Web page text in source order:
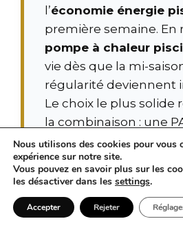
l’économie énergie
première semaine. En
pompe à chaleur
vie dès que la mi-
régularité deviennent
Le choix le plus solide
la combinaison : une
piloter latempérature
une couverture pour
pertes.
Nous utilisons des cookies pour vous
expérience sur notre site.
Vous pouvez en savoir plus sur les
les désactiver dans les settings.
Accepter Rejeter